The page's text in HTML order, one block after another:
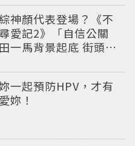
神顏代表登場？《不
愛記2》「自信公關
一馬背景起底 街頭辣
一起預防HPV，才有
妳！